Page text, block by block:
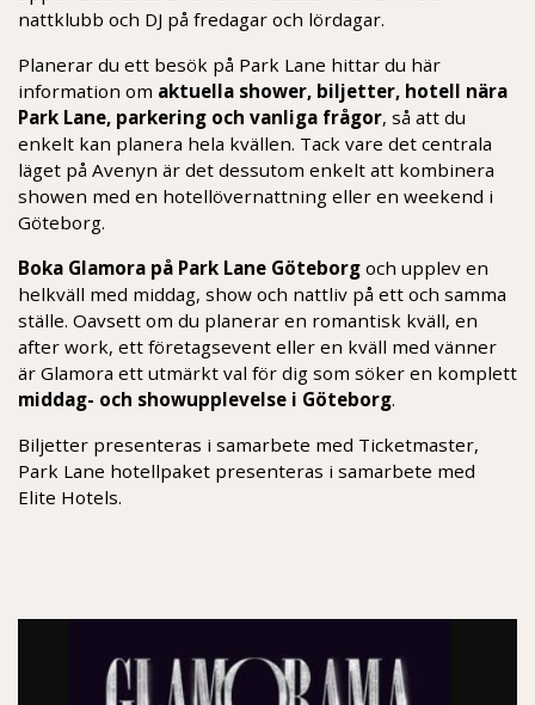
nattklubb och DJ på fredagar och lördagar.
Planerar du ett besök på Park Lane hittar du här
information om aktuella shower, biljetter, hotell nära
Park Lane, parkering och vanliga frågor, så att du
enkelt kan planera hela kvällen. Tack vare det centrala
läget på Avenyn är det dessutom enkelt att kombinera
showen med en hotellövernattning eller en weekend i
Göteborg.
Boka Glamora på Park Lane Göteborg och upplev en
helkväll med middag, show och nattliv på ett och samma
ställe. Oavsett om du planerar en romantisk kväll, en
after work, ett företagsevent eller en kväll med vänner
är Glamora ett utmärkt val för dig som söker en komplett
middag- och showupplevelse i Göteborg.
Biljetter presenteras i samarbete med Ticketmaster,
Park Lane hotellpaket presenteras i samarbete med
Elite Hotels.